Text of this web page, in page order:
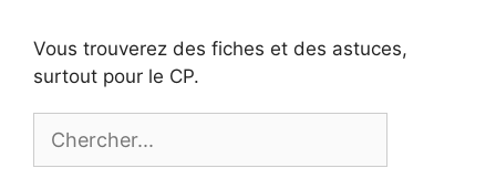
Vous trouverez des fiches et des astuces,
surtout pour le CP.